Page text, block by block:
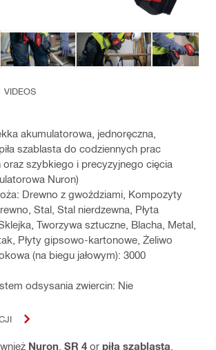
VIDEOS
akumulatorowa, jednoręczna,
szablasta do codziennych prac
szybkiego i precyzyjnego cięcia
Nuron)
Drewno z gwoździami, Kompozyty
Stal, Stal nierdzewna, Płyta
Tworzywa sztuczne, Blacha, Metal,
Płyty gipsowo-kartonowe, Żeliwo
(na biegu jałowym): 3000
odsysania zwiercin: Nie
Nuron SR 4or piła szablasta